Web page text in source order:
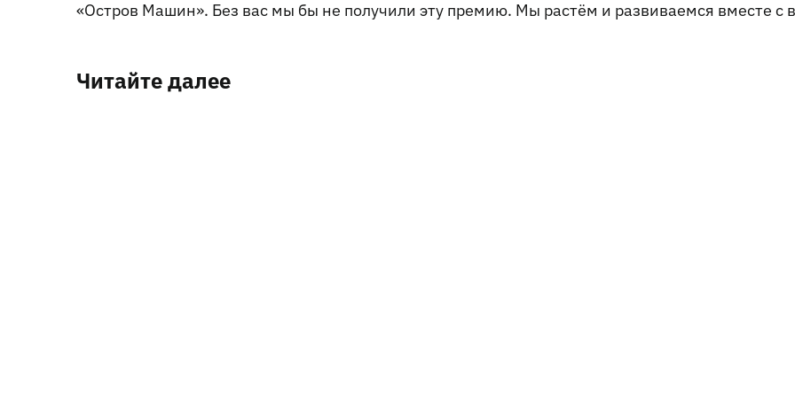
«Остров Машин». Без вас мы бы не получили эту премию. Мы растём и развиваемся вместе с
Читайте далее